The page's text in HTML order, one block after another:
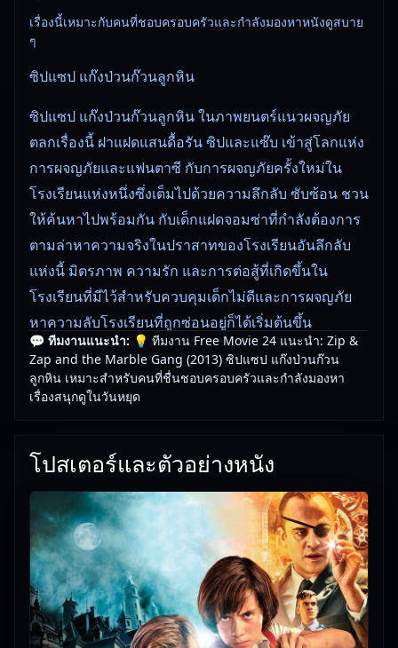
เรื่องนี้เหมาะกับคนที่ชอบครอบครัวและกำลังมองหาหนังดูสบาย
ๆ
ซิปแซป แก๊งป่วนก๊วนลูกหิน
ซิปแซป แก๊งป่วนก๊วนลูกหิน ในภาพยนตร์แนวผจญภัย
ตลกเรื่องนี้ ฝาแฝดแสนดื้อรัน ซิปและแซ๊บ เข้าสู่โลกแห่ง
การผจญภัยและแฟนตาซี กับการผจญภัยครั้งใหม่ใน
โรงเรียนแห่งหนึ่งซึ่งเต็มไปด้วยความลึกลับ ซับซ้อน ชวน
ให้ค้นหาไปพร้อมกัน กับเด็กแฝดจอมซ่าที่กำลังต้องการ
ตามล่าหาความจริงในปราสาทของโรงเรียนอันลึกลับ
แห่งนี้ มิตรภาพ ความรัก และการต่อสู้ที่เกิดขึ้นใน
โรงเรียนที่มีไว้สำหรับควบคุมเด็กไม่ดีและการผจญภัย
หาความลับโรงเรียนที่ถูกซ่อนอยู่ก็ได้เริ่มต้นขึ้น
🎥อัปเดตโดยทีมงาน Free Movie 24— ตรวจสอบล่าสุด:
29/05/2026 |เกี่ยวกับเรา
💬 ทีมงานแนะนำ: 💡 ทีมงาน Free Movie 24 แนะนำ: Zip &
Zap and the Marble Gang (2013) ซิปแซป แก๊งป่วนก๊วน
ลูกหิน เหมาะสำหรับคนที่ชื่นชอบครอบครัวและกำลังมองหา
เรื่องสนุกดูในวันหยุด
โปสเตอร์และตัวอย่างหนัง